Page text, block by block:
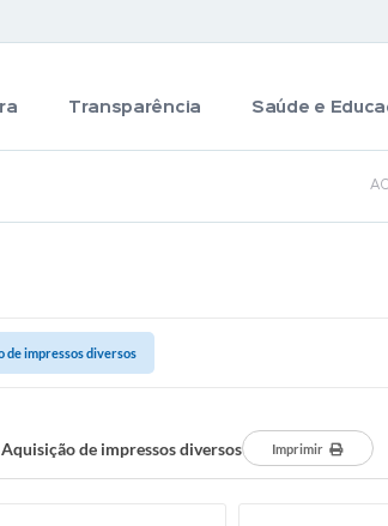
Transparência Saúde e
de impressos diversos
de impressos diversos Imprimir